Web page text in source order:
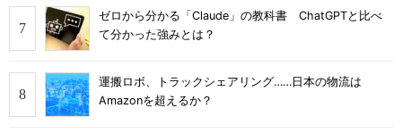
ゼロから分かる「Claude」の教科書 ChatGPTと比べ
て分かった強みとは？
運搬ロボ、トラックシェアリング……日本の物流は
Amazonを超えるか？